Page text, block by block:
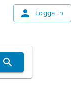
Logga in